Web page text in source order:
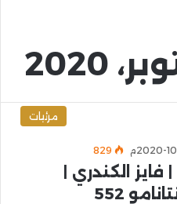
مرئيات
829
الكندري |